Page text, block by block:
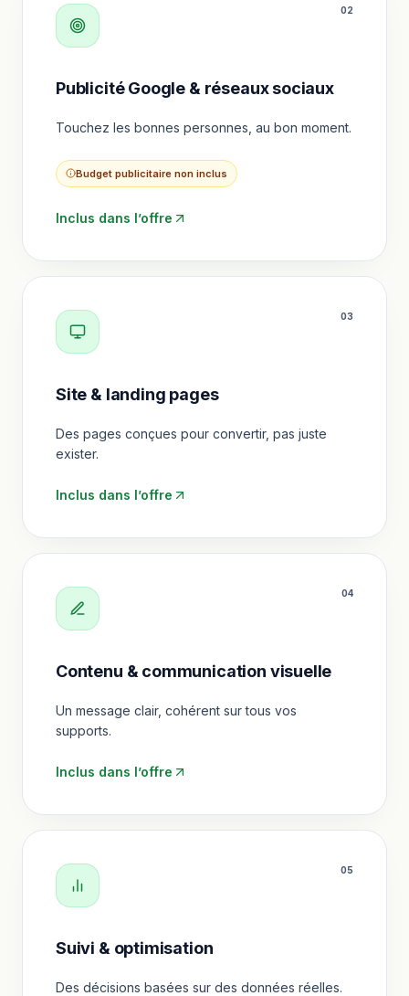
02
Publicité Google & réseaux sociaux
Touchez les bonnes personnes, au bon moment.
Budget publicitaire non inclus
Inclus dans l’offre
03
Site & landing pages
Des pages conçues pour convertir, pas juste
exister.
Inclus dans l’offre
04
Contenu & communication visuelle
Un message clair, cohérent sur tous vos
supports.
Inclus dans l’offre
05
Suivi & optimisation
Des décisions basées sur des données réelles.